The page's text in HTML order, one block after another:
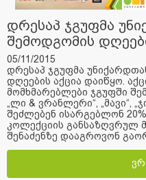
დრესაპ ჯგუფმა
შემოდგომის
05/11/2015
დრესაპ ჯგუფმა
დღეების აქცია დაიწყო.
მომხმარებლები ჯგუფში
„ლი & ვრანლერი“, „მავი“,
შეძლებენ ისარგებლონ
კოლექციის განსაზღვრულ
შენაძენზე დააგროვონ